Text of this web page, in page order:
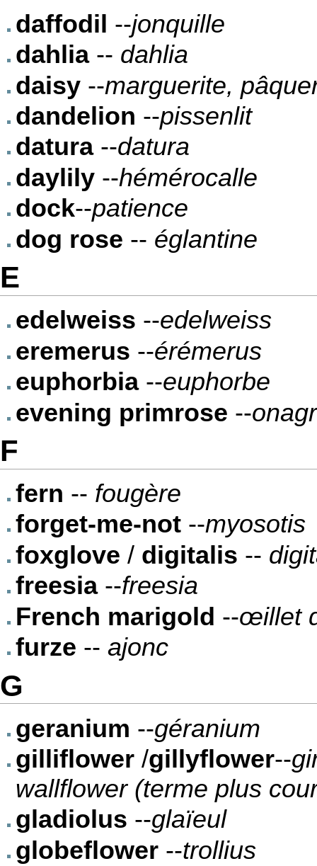
daffodil --jonquille
dahlia-- dahlia
daisy --marguerite,
dandelion --pissenlit
datura--datura
daylily --hémérocalle
dock--patience
dog rose -- églantine
E
edelweiss --edelweiss
eremerus --érémerus
euphorbia--euphorbe
evening primrose --
F
fern -- fougère
forget-me-not --myosotis
foxglove / digitalis --
freesia--freesia
French marigold --œillet
furze -- ajonc
G
geranium --géranium
gilliflower /gillyflower--
wallflower (terme plus
gladiolus --glaïeul
globeflower --trollius